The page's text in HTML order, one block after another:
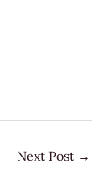
Next Post →